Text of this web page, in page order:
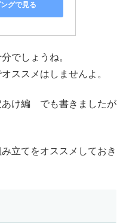
グで見る
でしょうね。
ススメはしませんよ。
あけ編 でも書きましたが
立てをオススメしておき